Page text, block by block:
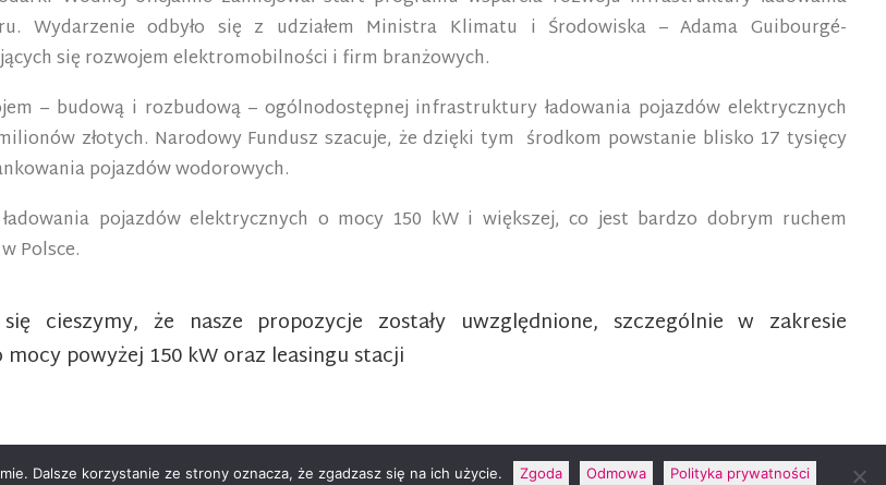
Wydarzenie odbyło się z udziałem Ministra Klimatu i Środowiska – Adama Guibourgé-
się rozwojem elektromobilności i firm branżowych.
– budową i rozbudową – ogólnodostępnej infrastruktury ładowania pojazdów elektrycznych
złotych. Narodowy Fundusz szacuje, że dzięki tym środkom powstanie blisko 17 tysięcy
pojazdów wodorowych.
pojazdów elektrycznych o mocy 150 kW i większej, co jest bardzo dobrym ruchem
Polsce.
cieszymy, że nasze propozycje zostały uwzględnione, szczególnie w zakresie
powyżej 150 kW oraz leasingu stacji
Dalsze korzystanie ze strony oznacza, że zgadzasz się na ich użycie. Zgoda Odmowa Polityka prywatności